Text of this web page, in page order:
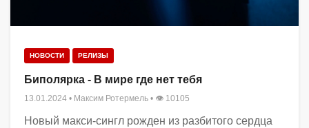
НОВОСТИ РЕЛИЗЫ
Биполярка - В мире где нет тебя
13.01.2024 • Максим Ротермель • 👁 10105
Новый макси-сингл рожден из разбитого сердца